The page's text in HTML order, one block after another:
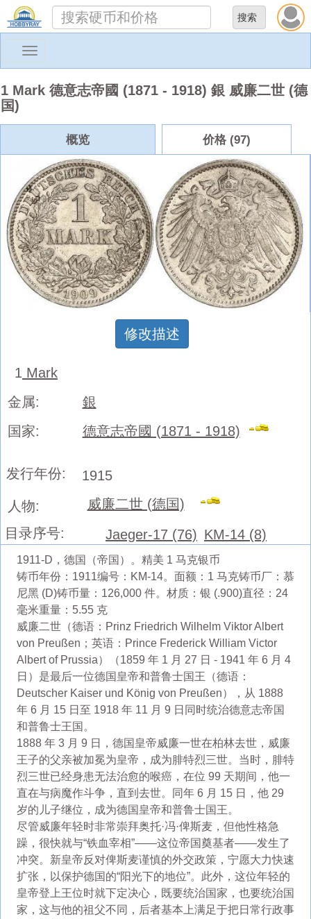
Toggle
1 Mark 德意志帝國 (1871 - 1918) 銀 威廉二世 (德
国)
概览 价格 (97)
修改描述
1 Mark
金属:
銀
国家:
德意志帝國 (1871 - 1918)
发行年份:
1915
人物:
威廉二世 (德国)
目录序号:
Jaeger-17 (76) KM-14 (8)
1911-D，德国（帝国）。精美 1 马克银币
铸币年份：1911编号：KM-14。面额：1 马克铸币厂：慕
尼黑 (D)铸币量：126,000 件。材质：银 (.900)直径：24
毫米重量：5.55 克
威廉二世（德语：​​Prinz Friedrich Wilhelm Viktor Albert
von Preußen；英语：Prince Frederick William Victor
Albert of Prussia）（1859 年 1 月 27 日 - 1941 年 6 月 4
日）是最后一位德国皇帝和普鲁士国王（德语：
Deutscher Kaiser und König von Preußen），从 1888
年 6 月 15 日至 1918 年 11 月 9 日同时统治德意志帝国
和普鲁士王国。
1888 年 3 月 9 日，德国皇帝威廉一世在柏林去世，威廉
王子的父亲被加冕为皇帝，成为腓特烈三世。当时，腓特
烈三世已经身患无法治愈的喉癌，在位 99 天期间，他一
直在与病魔作斗争，直到去世。同年 6 月 15 日，他 29
岁的儿子继位，成为德国皇帝和普鲁士国王。
尽管威廉年轻时非常崇拜奥托·冯·俾斯麦，但他性格急
躁，很快就与“铁血宰相”——这位帝国奠基者——发生了
冲突。新皇帝反对俾斯麦谨慎的外交政策，宁愿大力快速
扩张，以保护德国的“阳光下的地位”。此外，这位年轻的
皇帝登上王位时就下定决心，既要统治国家，也要统治国
家，这与他的祖父不同，后者基本上满足于把日常行政事